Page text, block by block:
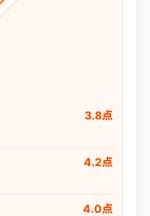
3.8点
4.2点
4.0点